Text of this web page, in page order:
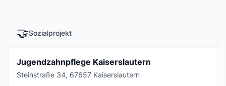
🤝Sozialprojekt
Jugendzahnpflege Kaiserslautern
Steinstraße 34, 67657 Kaiserslautern